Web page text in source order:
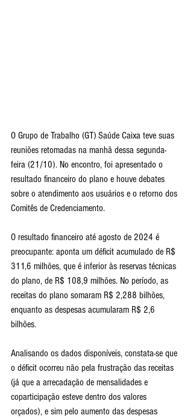
O Grupo de Trabalho (GT) Saúde Caixa teve suas
reuniões retomadas na manhã dessa segunda-
feira (21/10). No encontro, foi apresentado o
resultado financeiro do plano e houve debates
sobre o atendimento aos usuários e o retorno dos
Comitês de Credenciamento.
O resultado financeiro até agosto de 2024 é
preocupante: aponta um déficit acumulado de R$
311,6 milhões, que é inferior às reservas técnicas
do plano, de R$ 108,9 milhões. No período, as
receitas do plano somaram R$ 2,288 bilhões,
enquanto as despesas acumularam R$ 2,6
bilhões.
Analisando os dados disponíveis, constata-se que
o déficit ocorreu não pela frustração das receitas
(já que a arrecadação de mensalidades e
coparticipação esteve dentro dos valores
orçados), e sim pelo aumento das despesas